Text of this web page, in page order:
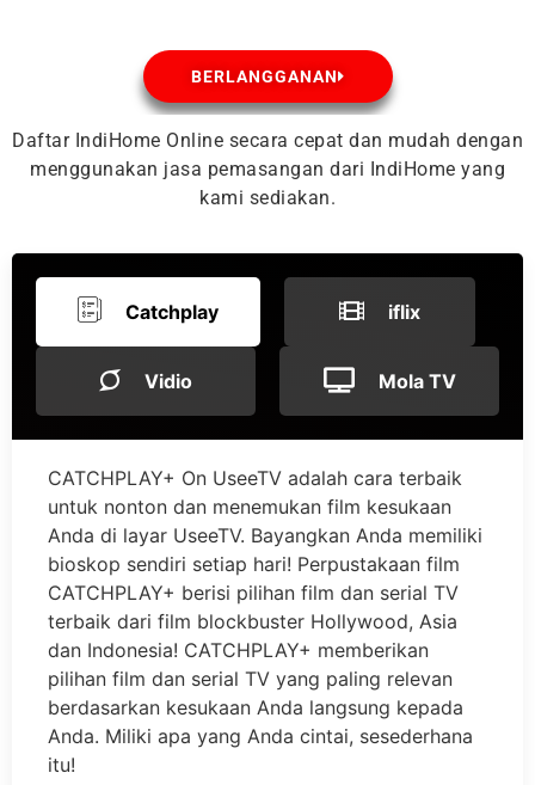
BERLANGGANAN
Daftar IndiHome Online secara cepat dan mudah dengan
menggunakan jasa pemasangan dari IndiHome yang
kami sediakan.
Catchplay iflix
Vidio Mola TV
CATCHPLAY+ On UseeTV adalah cara terbaik
untuk nonton dan menemukan film kesukaan
Anda di layar UseeTV. Bayangkan Anda memiliki
bioskop sendiri setiap hari! Perpustakaan film
CATCHPLAY+ berisi pilihan film dan serial TV
terbaik dari film blockbuster Hollywood, Asia
dan Indonesia! CATCHPLAY+ memberikan
pilihan film dan serial TV yang paling relevan
berdasarkan kesukaan Anda langsung kepada
Anda. Miliki apa yang Anda cintai, sesederhana
itu!